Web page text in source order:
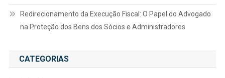
Redirecionamento da Execução Fiscal: O Papel do Advogado
na Proteção dos Bens dos Sócios e Administradores
CATEGORIAS